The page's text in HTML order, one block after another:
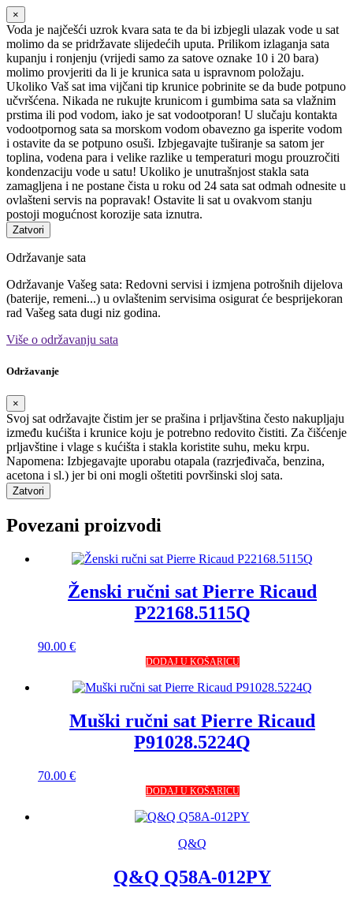
×
Voda je najčešći uzrok kvara sata te da bi izbjegli ulazak vode u sat
molimo da se pridržavate slijedećih uputa. Prilikom izlaganja sata
kupanju i ronjenju (vrijedi samo za satove oznake 10 i 20 bara)
molimo provjeriti da li je krunica sata u ispravnom položaju.
Ukoliko Vaš sat ima vijčani tip krunice pobrinite se da bude potpuno
učvršćena. Nikada ne rukujte krunicom i gumbima sata sa vlažnim
prstima ili pod vodom, iako je sat vodootporan! U slučaju kontakta
vodootpornog sata sa morskom vodom obavezno ga isperite vodom
i ostavite da se potpuno osuši. Izbjegavajte tuširanje sa satom jer
toplina, vodena para i velike razlike u temperaturi mogu prouzročiti
kondenzaciju vode u satu! Ukoliko je unutrašnjost stakla sata
zamagljena i ne postane čista u roku od 24 sata sat odmah odnesite u
ovlašteni servis na popravak! Ostavite li sat u ovakvom stanju
postoji mogućnost korozije sata iznutra.
Zatvori
Održavanje sata
Održavanje Vašeg sata: Redovni servisi i izmjena potrošnih dijelova
(baterije, remeni...) u ovlaštenim servisima osigurat će besprijekoran
rad Vašeg sata dugi niz godina.
Više o održavanju sata
Održavanje
×
Svoj sat održavajte čistim jer se prašina i prljavština često nakupljaju
između kućišta i krunice koju je potrebno redovito čistiti. Za čišćenje
prljavštine i vlage s kućišta i stakla koristite suhu, meku krpu.
Napomena: Izbjegavajte uporabu otapala (razrjeđivača, benzina,
acetona i sl.) jer bi oni mogli oštetiti površinski sloj sata.
Zatvori
Povezani proizvodi
Ženski ručni sat Pierre Ricaud
P22168.5115Q
90.00 €
DODAJ U KOŠARICU
Muški ručni sat Pierre Ricaud
P91028.5224Q
70.00 €
DODAJ U KOŠARICU
Q&Q
Q&Q Q58A-012PY